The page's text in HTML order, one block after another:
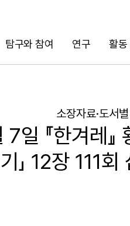
탐구와 참여 연구 활동
색
소장자료·도서별
『한겨레』
」 12장 111